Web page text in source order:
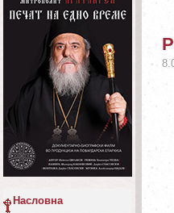
Насловна